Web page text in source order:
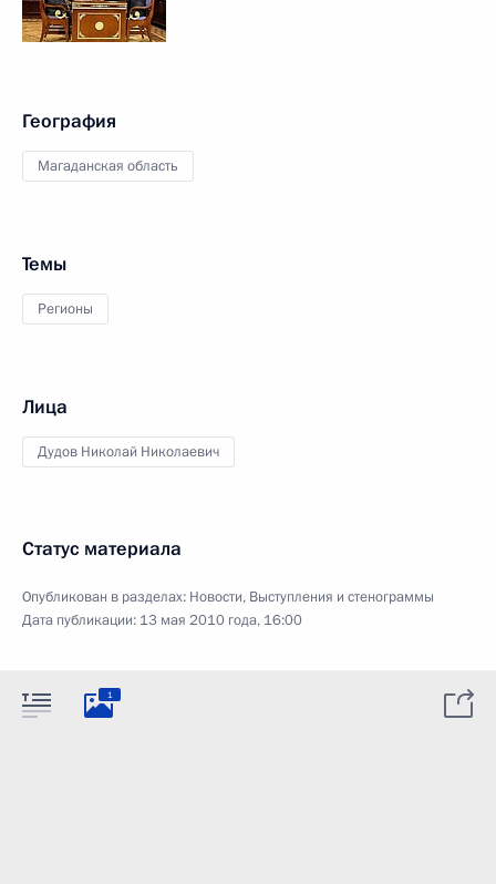
География
Магаданская область
Темы
Регионы
Лица
Дудов Николай Николаевич
Статус материала
Опубликован в разделах: Новости, Выступления и стенограммы
Дата публикации: 13 мая 2010 года, 16:00
1